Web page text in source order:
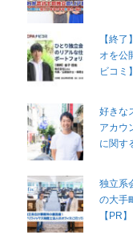
【終
オを公
ビコミ】
好きな
アカウ
に関す
独立系
の大手
【PR】